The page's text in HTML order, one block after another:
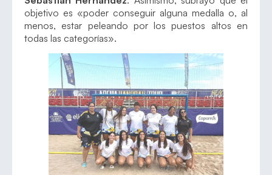
objetivo es «poder conseguir alguna medalla o, al
menos, estar peleando por los puestos altos en
todas las categorías».